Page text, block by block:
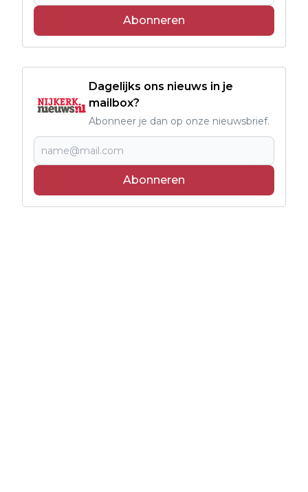
Abonneren
Dagelijks ons nieuws in je
mailbox?
Abonneer je dan op onze nieuwsbrief.
Abonneren